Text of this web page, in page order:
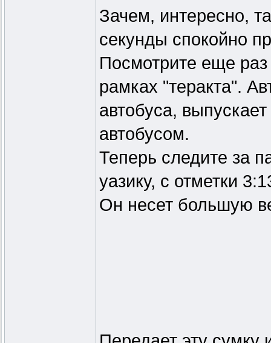
Зачем, интересно,
секунды спокойно
Посмотрите еще
рамках "теракта".
автобуса,
автобусом.
Теперь следите за
уазику, с отметки
Он несет большую